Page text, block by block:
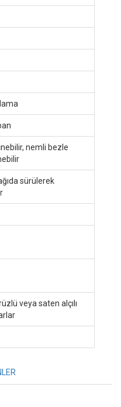
nemli bezle
sürülerek
veya saten alçılı